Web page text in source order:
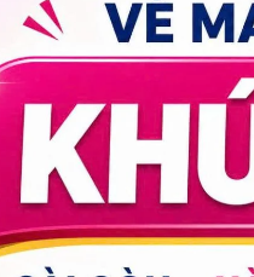
18/09